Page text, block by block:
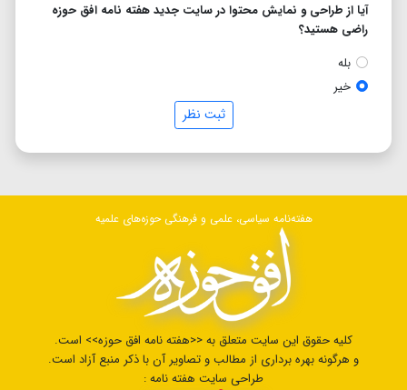
آیا از طراحی و نمایش محتوا در سایت جدید هفته نامه افق حوزه
راضی هستید؟
بله
خیر
ثبت نظر
هفته‌نامه سیاسی، علمی و فرهنگی حوزه‌های علمیه
کلیه حقوق این سایت متعلق به <<هفته نامه افق حوزه>> است.
و هرگونه بهره برداری از مطالب و تصاویر آن با ذکر منبع آزاد است.
طراحی سایت هفته نامه :